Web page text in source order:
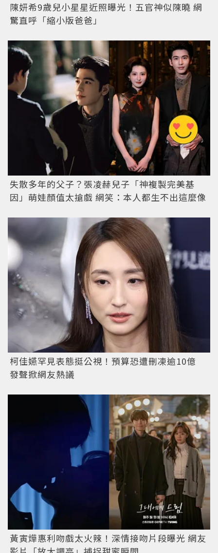
陳妍希9歲兒小星星近照曝光！五官神似陳曉 網
驚直呼「縮小版爸爸」
失散多年的父子？張凌赫兒子「神複製完美基
因」萌娃顏值太搶戲 網笑：本人都生不出這麼像
柯佳嬿罕見表態挺公視！預算恐遭刪凍逾10億
發聲掀網友熱議
黃寅燁惠利吻戲太火辣！深情接吻片段曝光 網友